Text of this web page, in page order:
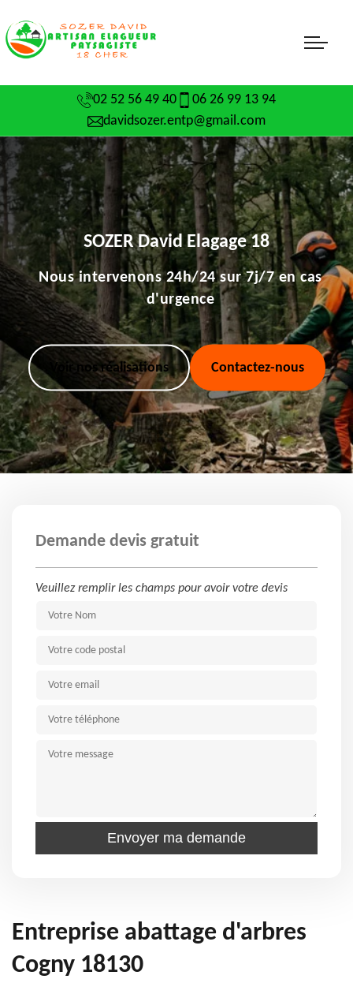
02 52 56 49 40
06 26 99 13 94
davidsozer.entp@gmail.com
SOZER David Elagage 18
Nous intervenons 24h/24 sur 7j/7 en cas
d'urgence
Voir nos réalisations Contactez-nous
Demande devis gratuit
Veuillez remplir les champs pour avoir votre devis
Entreprise abattage d'arbres
Cogny 18130